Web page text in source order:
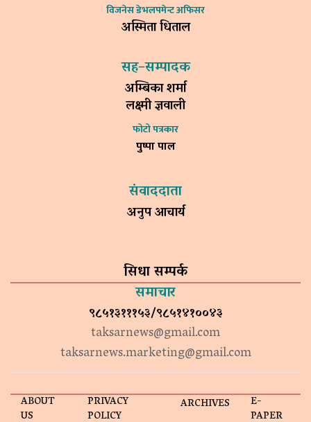
विजनेस डेभलपमेन्ट अफिसर
अस्मिता धिताल
सह–सम्पादक
अम्बिका शर्मा
लक्ष्मी ज्ञवाली
फोटो पत्रकार
पुष्पा पाल
संवाददाता
अनुप आचार्य
सिधा सम्पर्क
समाचार
९८५१३१११५३/९८५१४१००४३
taksarnews@gmail.com
taksarnews.marketing@gmail.com
ABOUT
US
PRIVACY
POLICY
ARCHIVES E-
PAPER